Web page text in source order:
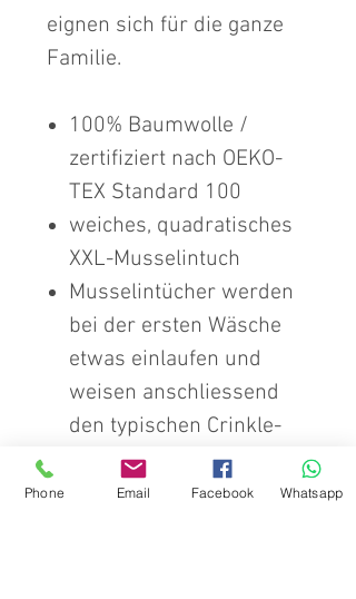
eignen sich für die ganze
Familie.
100% Baumwolle /
zertifiziert nach OEKO-
TEX Standard 100
weiches, quadratisches
XXL-Musselintuch
Musselintücher werden
bei der ersten Wäsche
etwas einlaufen und
weisen anschliessend
den typischen Crinkle-
Effekt auf
Phone Email Facebook Whatsapp